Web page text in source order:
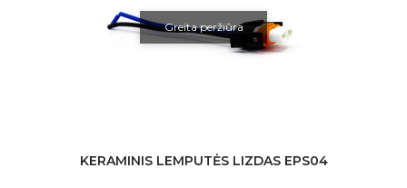
Greita peržiūra
KERAMINIS LEMPUTĖS LIZDAS EPS04